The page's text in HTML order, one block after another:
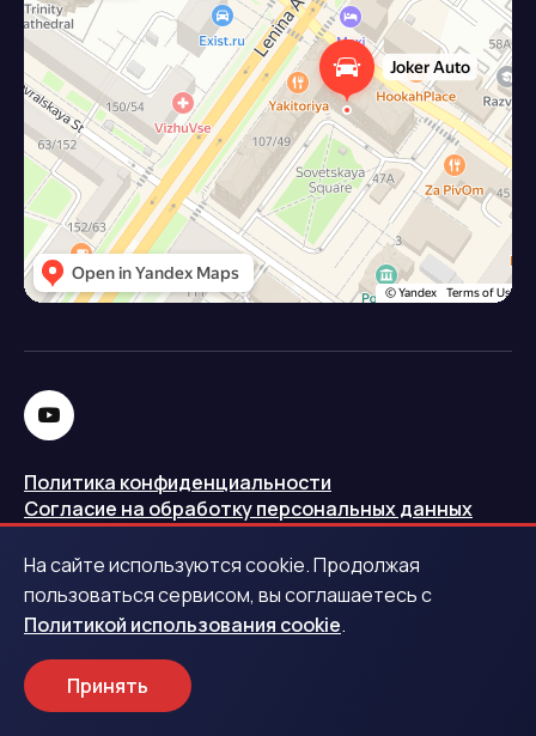
Политика конфиденциальности
Согласие на обработку персональных данных
Политика использования cookie
Запись в реестре операторов персональных данных
РКН
Центральный банк Российской Федерации
На сайте используются cookie. Продолжая
пользоваться сервисом, вы соглашаетесь с
Политикой использования cookie.
Принять